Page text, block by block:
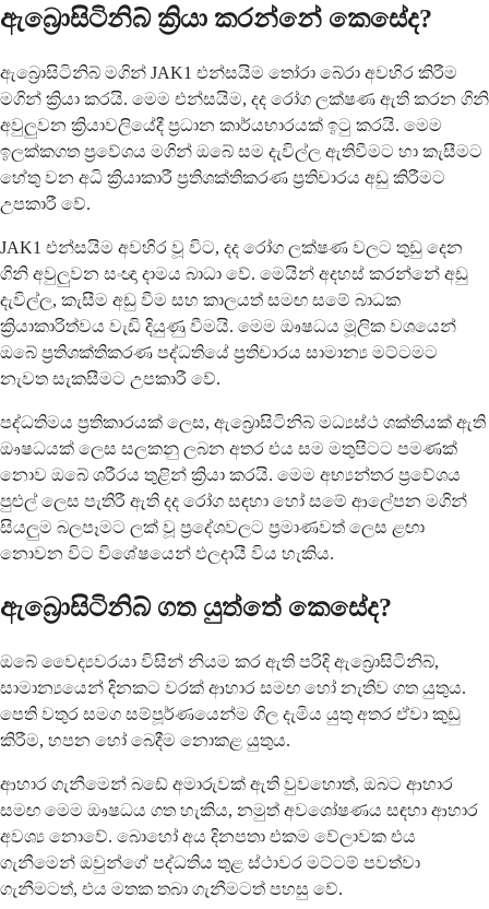
ඇබ්‍රොසිටිනිබ් ක්‍රියා කරන්නේ කෙසේද?
ඇබ්‍රොසිටිනිබ් මගින් JAK1 එන්සයිම තෝරා බේරා අවහිර කිරීම
මගින් ක්‍රියා කරයි. මෙම එන්සයිම, දද රෝග ලක්ෂණ ඇති කරන ගිනි
අවුලුවන ක්‍රියාවලියේදී ප්‍රධාන කාර්යභාරයක් ඉටු කරයි. මෙම
ඉලක්කගත ප්‍රවේශය මගින් ඔබේ සම දැවිල්ල ඇතිවීමට හා කැසීමට
හේතු වන අධි ක්‍රියාකාරී ප්‍රතිශක්තිකරණ ප්‍රතිචාරය අඩු කිරීමට
උපකාරී වේ.
JAK1 එන්සයිම අවහිර වූ විට, දද රෝග ලක්ෂණ වලට තුඩු දෙන
ගිනි අවුලුවන සංඥා දාමය බාධා වේ. මෙයින් අදහස් කරන්නේ අඩු
දැවිල්ල, කැසීම අඩු වීම සහ කාලයත් සමඟ සමේ බාධක
ක්‍රියාකාරිත්වය වැඩි දියුණු වීමයි. මෙම ඖෂධය මූලික වශයෙන්
ඔබේ ප්‍රතිශක්තිකරණ පද්ධතියේ ප්‍රතිචාරය සාමාන්‍ය මට්ටමට
නැවත සැකසීමට උපකාරී වේ.
පද්ධතිමය ප්‍රතිකාරයක් ලෙස, ඇබ්‍රොසිටිනිබ් මධ්‍යස්ථ ශක්තියක් ඇති
ඖෂධයක් ලෙස සලකනු ලබන අතර එය සම මතුපිටට පමණක්
නොව ඔබේ ශරීරය තුළින් ක්‍රියා කරයි. මෙම අභ්‍යන්තර ප්‍රවේශය
පුළුල් ලෙස පැතිරී ඇති දද රෝග සඳහා හෝ සමේ ආලේපන මගින්
සියලුම බලපෑමට ලක් වූ ප්‍රදේශවලට ප්‍රමාණවත් ලෙස ළඟා
නොවන විට විශේෂයෙන් ඵලදායී විය හැකිය.
ඇබ්‍රොසිටිනිබ් ගත යුත්තේ කෙසේද?
ඔබේ වෛද්‍යවරයා විසින් නියම කර ඇති පරිදි ඇබ්‍රොසිටිනිබ්,
සාමාන්‍යයෙන් දිනකට වරක් ආහාර සමඟ හෝ නැතිව ගත යුතුය.
පෙති වතුර සමග සම්පූර්ණයෙන්ම ගිල දැමිය යුතු අතර ඒවා කුඩු
කිරීම, හපන හෝ බෙදීම නොකළ යුතුය.
ආහාර ගැනීමෙන් බඩේ අමාරුවක් ඇති වුවහොත්, ඔබට ආහාර
සමඟ මෙම ඖෂධය ගත හැකිය, නමුත් අවශෝෂණය සඳහා ආහාර
අවශ්‍ය නොවේ. බොහෝ අය දිනපතා එකම වේලාවක එය
ගැනීමෙන් ඔවුන්ගේ පද්ධතිය තුළ ස්ථාවර මට්ටම් පවත්වා
ගැනීමටත්, එය මතක තබා ගැනීමටත් පහසු වේ.